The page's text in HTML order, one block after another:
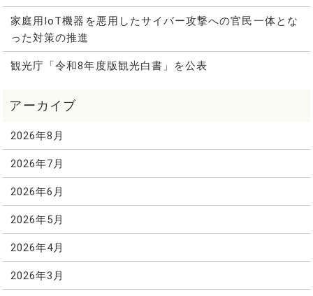
家庭用IoT機器を悪用したサイバー攻撃への官民一体とな
った対策の推進
観光庁「令和8年度版観光白書」を公表
2026年8月
2026年7月
2026年6月
2026年5月
2026年4月
2026年3月